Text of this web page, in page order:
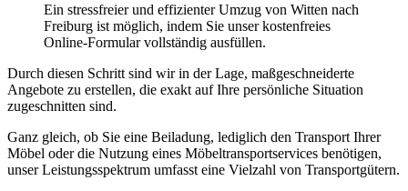
Ein stressfreier und effizienter Umzug von Witten nach
Freiburg ist möglich, indem Sie unser kostenfreies
Online-Formular vollständig ausfüllen.
Durch diesen Schritt sind wir in der Lage, maßgeschneiderte
Angebote zu erstellen, die exakt auf Ihre persönliche Situation
zugeschnitten sind.
Ganz gleich, ob Sie eine Beiladung, lediglich den Transport Ihrer
Möbel oder die Nutzung eines Möbeltransportservices benötigen,
unser Leistungsspektrum umfasst eine Vielzahl von Transportgütern.